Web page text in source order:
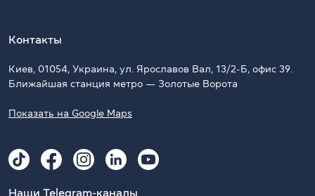
Контакты
Киев, 01054, Украина, ул. Ярославов Вал, 13/2-Б, офис 39.
Ближайшая станция метро — Золотые Ворота
Показать на Google Maps
Наши Telegram-каналы